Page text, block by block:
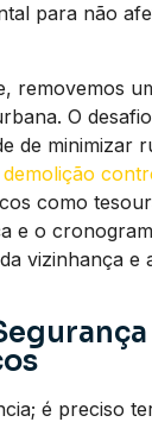
para não
removemos
O
de minimizar
demolição
como
e o
vizinhança e
é preciso